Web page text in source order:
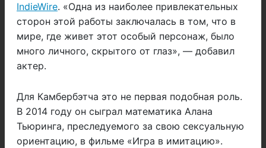
IndieWire. «Одна из наиболее привлекательных
сторон этой работы заключалась в том, что в
мире, где живет этот особый персонаж, было
много личного, скрытого от глаз», — добавил
актер.
Для Камбербэтча это не первая подобная роль.
В 2014 году он сыграл математика Алана
Тьюринга, преследуемого за свою сексуальную
ориентацию, в фильме «Игра в имитацию».